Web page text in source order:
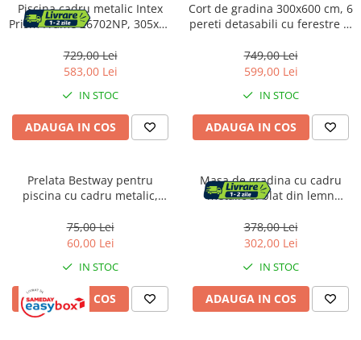
Piscina cadru metalic Intex
Prism Frame 26702NP, 305x76
filtrare
729,00 Lei
583,00 Lei
IN STOC
ADAUGA IN COS
Cort de gradina 300x600 cm, 6
pereti detasabili cu ferestre si
impermeabil, gri
749,00 Lei
599,00 Lei
IN STOC
ADAUGA IN COS
Prelata Bestway pentru
piscina cu cadru metalic,
75,00 Lei
60,00 Lei
IN STOC
ADAUGA IN COS
Masa de gradina cu cadru
metalic si blat din lemn
natur
378,00 Lei
302,00 Lei
IN STOC
ADAUGA IN COS